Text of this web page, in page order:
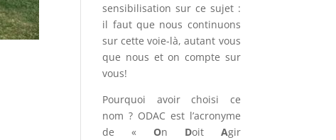
sensibilisation sur ce sujet :
il faut que nous continuons
sur cette voie-là, autant vous
que nous et on compte sur
vous!
Pourquoi avoir choisi ce
nom ? ODAC est l’acronyme
de « On Doit Agir